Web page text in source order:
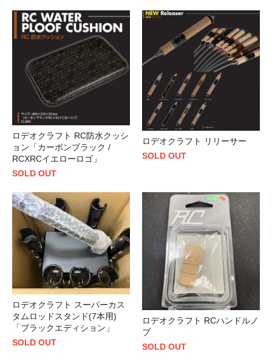
ロデオクラフト RC防水クッシ
ョン「カーボンブラック /
RCXRCイエローロゴ」
SOLD OUT
ロデオクラフト リリーサー
SOLD OUT
ロデオクラフト スーパーカス
タムロッドスタンド(7本用)
「ブラックエディション」
SOLD OUT
ロデオクラフト RCハンドルノ
ブ
SOLD OUT